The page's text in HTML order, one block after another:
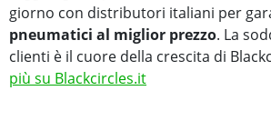
giorno con distributori italiani per
pneumatici al miglior prezzo. La
clienti è il cuore della crescita di
più su Blackcircles.it